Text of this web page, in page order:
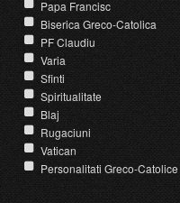
Papa Francisc
Biserica Greco-Catolica
PF Claudiu
Varia
Sfinti
Spiritualitate
Blaj
Rugaciuni
Vatican
Personalitati Greco-Catolice